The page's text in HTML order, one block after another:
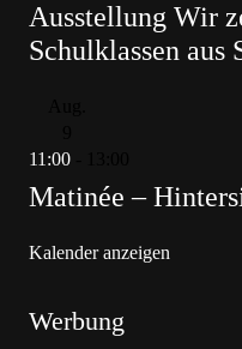
Ausstellung Wir
Schulklassen aus
11:00
Matinée –
Kalender anzeigen
Werbung